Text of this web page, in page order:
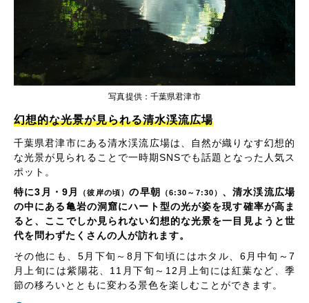
写真提供：千葉県君津市
幻想的な光景が見られる清水渓流広場
千葉県君津市にある清水渓流広場は、自然が織りなす幻想的
な光景が見られることで一時期SNSでも話題となった人気ス
ポット。
特に3月・9月
（彼岸の頃）の早朝 （6:30～7:30） 、清水渓流広場
の中にある亀岩の洞窟にハート型の光が姿を現す確率が高ま
ると、ここでしか見られない幻想的な光景を一目見ようと世
代を問わずたくさんの人が訪れます。
その他にも、5月下旬～8月下旬頃にはホタル、6月中旬～7
月上旬には紫陽花、11月下旬～12月上旬には紅葉など、季
節の移ろいとともに変わる景色を楽しむことができます。